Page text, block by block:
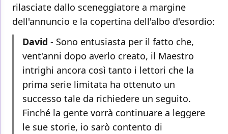
rilasciate dallo sceneggiatore a margine
dell'annuncio e la copertina dell'albo d'esordio:
David - Sono entusiasta per il fatto che,
vent'anni dopo averlo creato, il Maestro
intrighi ancora così tanto i lettori che la
prima serie limitata ha ottenuto un
successo tale da richiedere un seguito.
Finché la gente vorrà continuare a leggere
le sue storie, io sarò contento di